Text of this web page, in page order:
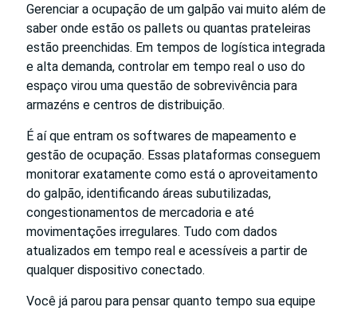
Gerenciar a ocupação de um galpão vai muito além de
saber onde estão os pallets ou quantas prateleiras
estão preenchidas. Em tempos de logística integrada
e alta demanda, controlar em tempo real o uso do
espaço virou uma questão de sobrevivência para
armazéns e centros de distribuição.
É aí que entram os softwares de mapeamento e
gestão de ocupação. Essas plataformas conseguem
monitorar exatamente como está o aproveitamento
do galpão, identificando áreas subutilizadas,
congestionamentos de mercadoria e até
movimentações irregulares. Tudo com dados
atualizados em tempo real e acessíveis a partir de
qualquer dispositivo conectado.
Você já parou para pensar quanto tempo sua equipe